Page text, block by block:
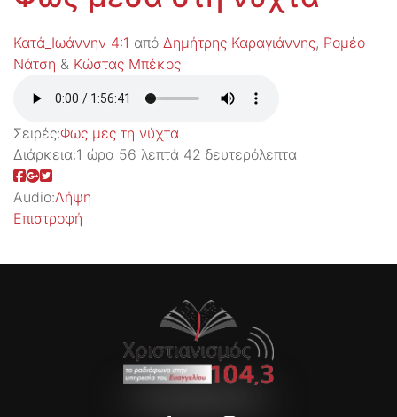
Κατά_Ιωάννην 4:1 από Δημήτρης Καραγιάννης, Ρομέο
Νάτση & Κώστας Μπέκος
Σειρές:Φως μες τη νύχτα
Διάρκεια:1 ώρα 56 λεπτά 42 δευτερόλεπτα
Audio:Λήψη
Επιστροφή